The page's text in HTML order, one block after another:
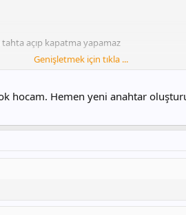
açıp kapatma yapamaz
Genişletmek için tıkla ...
hocam. Hemen yeni anahtar